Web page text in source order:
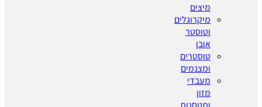
מיצים
מיקרוגלים
וטוסטר
אובן
טוסטרים
ומצנמים
מעבדי
מזון